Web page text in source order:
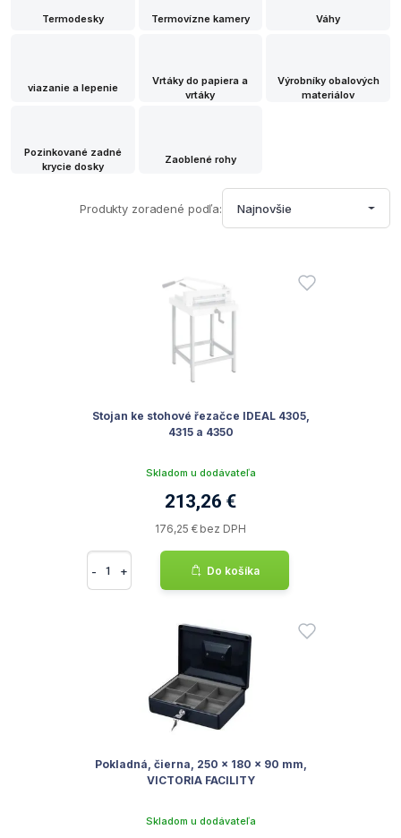
Termodesky Termovízne kamery Váhy
viazanie a lepenie
Vrtáky do papiera a
vrtáky
Výrobníky obalových
materiálov
Pozinkované zadné
krycie dosky
Zaoblené rohy
Produkty zoradené podľa: Najnovšie
Stojan ke stohové řezačce IDEAL 4305,
4315 a 4350
Skladom u dodávateľa
213,26 €
176,25 € bez DPH
- + Do košíka
Pokladná, čierna, 250 x 180 x 90 mm,
VICTORIA FACILITY
Skladom u dodávateľa